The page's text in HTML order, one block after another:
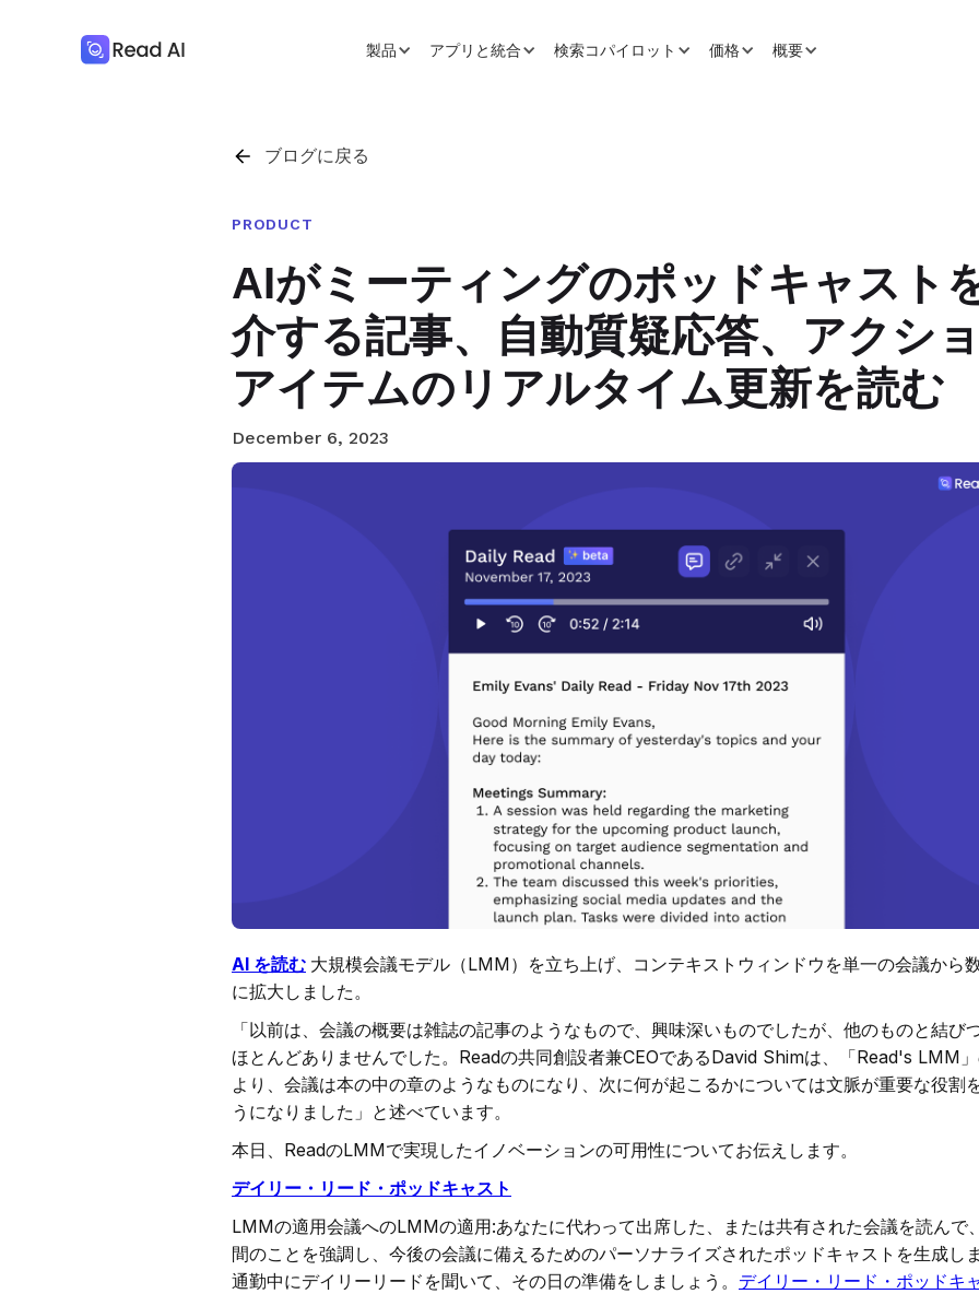
製品 アプリと統合 検索コパイロット 価格 概要
ブログに戻る
PRODUCT
AIがミーティングのポッドキャスト
介する記事、自動質疑応答、アクシ
アイテムのリアルタイム更新を読む
December 6, 2023
AI を読む 大規模会議モデル（LMM）を立ち上げ、コンテキストウィンドウを単一の会議から
に拡大しました。
「以前は、会議の概要は雑誌の記事のようなもので、興味深いものでしたが、他のものと結び
ほとんどありませんでした。Readの共同創設者兼CEOであるDavid Shimは、「Read's LMM
より、会議は本の中の章のようなものになり、次に何が起こるかについては文脈が重要な役割
うになりました」と述べています。
本日、ReadのLMMで実現したイノベーションの可用性についてお伝えします。
デイリー・リード・ポッドキャスト
LMMの適用会議へのLMMの適用:あなたに代わって出席した、または共有された会議を読んで
間のことを強調し、今後の会議に備えるためのパーソナライズされたポッドキャストを生成し
通勤中にデイリーリードを聞いて、その日の準備をしましょう。 デイリー・リード・ポッドキ